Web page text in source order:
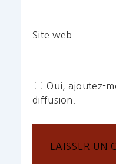
Site web
Oui, ajoutez-
diffusion.